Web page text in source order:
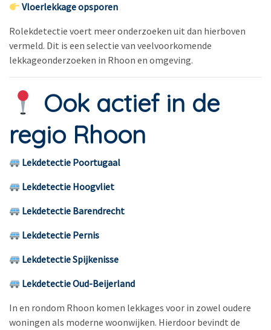
Vloerlekkage opsporen
Rolekdetectie voert meer onderzoeken uit dan hierboven
vermeld. Dit is een selectie van veelvoorkomende
lekkageonderzoeken in Rhoon en omgeving.
Ook actief in de
regio Rhoon
Lekdetectie Poortugaal
Lekdetectie Hoogvliet
Lekdetectie Barendrecht
Lekdetectie Pernis
Lekdetectie Spijkenisse
Lekdetectie Oud-Beijerland
In en rondom Rhoon komen lekkages voor in zowel oudere
woningen als moderne woonwijken. Hierdoor bevindt de